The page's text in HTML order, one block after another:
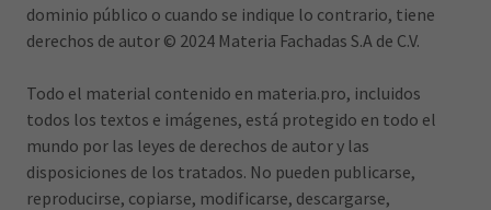
dominio público o cuando se indique lo contrario, tiene
derechos de autor © 2024 Materia Fachadas S.A de C.V.
Todo el material contenido en materia.pro, incluidos
todos los textos e imágenes, está protegido en todo el
mundo por las leyes de derechos de autor y las
disposiciones de los tratados. No pueden publicarse,
reproducirse, copiarse, modificarse, descargarse,